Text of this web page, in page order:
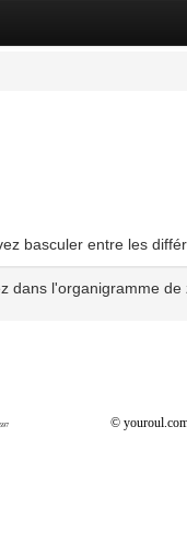
basculer entre les
dans l'organigramme